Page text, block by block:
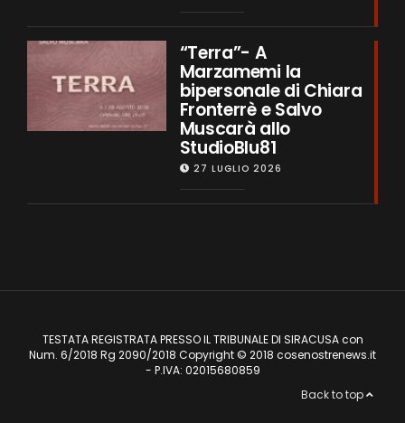
“Terra”- A
Marzamemi la
bipersonale di Chiara
Fronterrè e Salvo
Muscarà allo
StudioBlu81
27 LUGLIO 2026
TESTATA REGISTRATA PRESSO IL TRIBUNALE DI SIRACUSA con
Num. 6/2018 Rg 2090/2018 Copyright © 2018 cosenostrenews.it
- P.IVA: 02015680859
Back to top